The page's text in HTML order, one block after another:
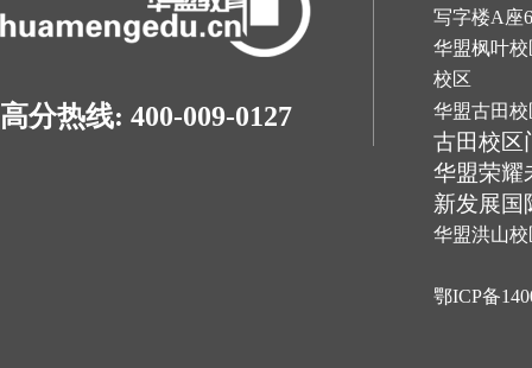
高分热线: 400-009-0127
写字楼A座
华盟枫叶
校区
华盟古田
古田校区
华盟荣耀
新发展国
华盟洪山
鄂ICP备